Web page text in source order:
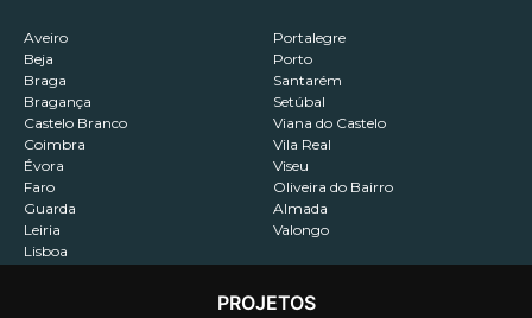
Aveiro
Beja
Braga
Bragança
Castelo Branco
Coimbra
Évora
Faro
Guarda
Leiria
Lisboa
Portalegre
Porto
Santarém
Setúbal
Viana do Castelo
Vila Real
Viseu
Oliveira do Bairro
Almada
Valongo
PROJETOS